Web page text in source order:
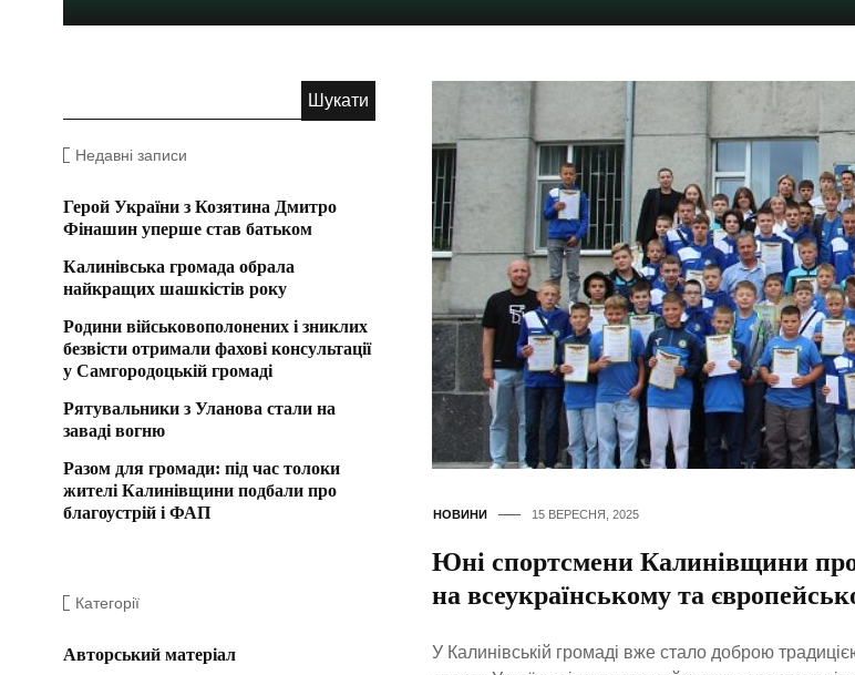
НОВИНИ 15 ВЕРЕСНЯ, 2025
Юні спортсмени Калинівщини
на всеукраїнському та
У Калинівській громаді вже стало доброю
Недавні записи
Герой України з Козятина Дмитро
Фінашин уперше став батьком
Калинівська громада обрала
найкращих шашкістів року
Родини військовополонених і зниклих
безвісти отримали фахові консультації
у Самгородоцькій громаді
Рятувальники з Уланова стали на
заваді вогню
Разом для громади: під час толоки
жителі Калинівщини подбали про
благоустрій і ФАП
Категорії
Авторський матеріал